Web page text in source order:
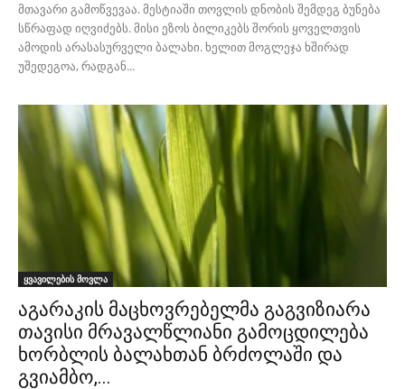
მთავარი გამოწვევაა. მესტიაში თოვლის დნობის შემდეგ ბუნება
სწრაფად იღვიძებს. მისი ეზოს ბილიკებს შორის ყოველთვის
ამოდის არასასურველი ბალახი. ხელით მოგლეჯა ხშირად
უშედეგოა, რადგან...
ყვავილების მოვლა
აგარაკის მაცხოვრებელმა გაგვიზიარა
თავისი მრავალწლიანი გამოცდილება
ხორბლის ბალახთან ბრძოლაში და
გვიამბო,...